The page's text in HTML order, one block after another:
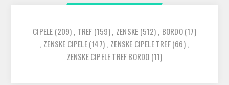
CIPELE (209) , TREF (159), ZENSKE (512) , BORDO(17)
, ZENSKE CIPELE(147), ZENSKE CIPELE TREF(66),
ZENSKE CIPELE TREF BORDO (11)